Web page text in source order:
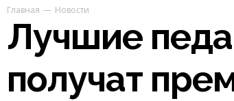
Главная Новости
Лучшие
получат